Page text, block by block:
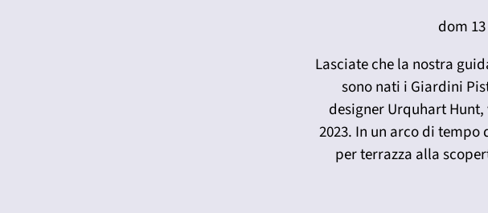
dom
Lasciate che la nostra
sono nati i Giardini
designer Urquhart
2023. In un arco di
per terrazza alla